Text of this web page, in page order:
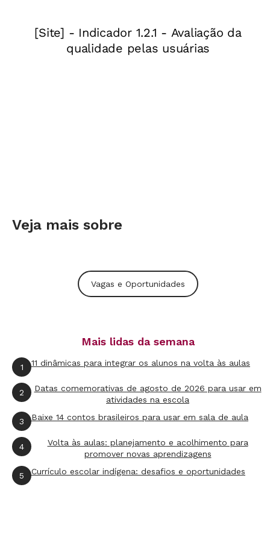
Veja mais sobre
Vagas e Oportunidades
Mais lidas da semana
1 11 dinâmicas para integrar os alunos na volta às aulas
2
Datas comemorativas de agosto de 2026 para usar em
atividades na escola
3 Baixe 14 contos brasileiros para usar em sala de aula
4
Volta às aulas: planejamento e acolhimento para
promover novas aprendizagens
5 Currículo escolar indígena: desafios e oportunidades